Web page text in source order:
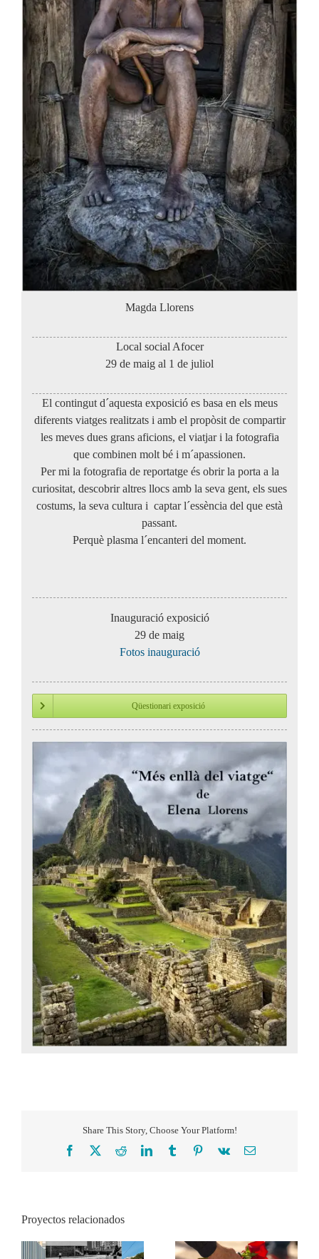
Magda Llorens
Local social Afocer
29 de maig al 1 de juliol
El contingut d´aquesta exposició es basa en els meus
diferents viatges realitzats i amb el propòsit de compartir
les meves dues grans aficions, el viatjar i la fotografia
que combinen molt bé i m´apassionen.
Per mi la fotografia de reportatge és obrir la porta a la
curiositat, descobrir altres llocs amb la seva gent, els sues
costums, la seva cultura i captar l´essència del que està
passant.
Perquè plasma l´encanteri del moment.
Inauguració exposició
29 de maig
Fotos inauguració
Qüestionari exposició
Share This Story, Choose Your Platform!
Facebook
X RedditLinkedInTumblrPinterest
Vk
Correo
Proyectos relacionados